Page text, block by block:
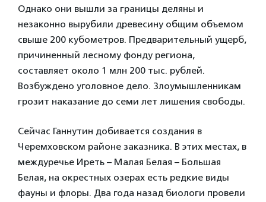
Однако они вышли за границы деляны и
незаконно вырубили древесину общим объемом
свыше 200 кубометров. Предварительный ущерб,
причиненный лесному фонду региона,
составляет около 1 млн 200 тыс. рублей.
Возбуждено уголовное дело. Злоумышленникам
грозит наказание до семи лет лишения свободы.
Сейчас Ганнутин добивается создания в
Черемховском районе заказника. В этих местах, в
междуречье Иреть – Малая Белая – Большая
Белая, на окрестных озерах есть редкие виды
фауны и флоры. Два года назад биологи провели